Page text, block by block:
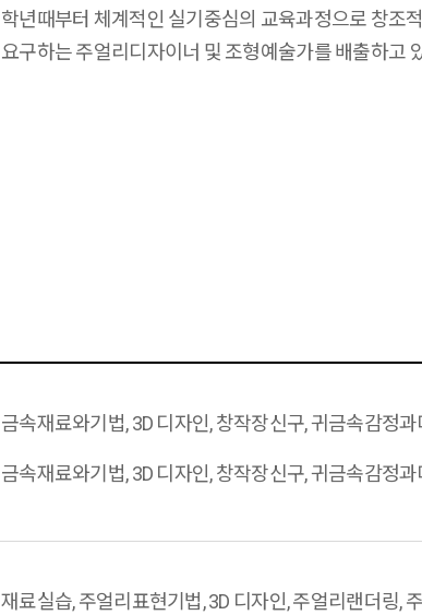
학년때부터 체계적인 실기중심의 교육과정으로 창조
요구하는 주얼리디자이너 및 조형예술가를 배출하고
금속재료와기법, 3D 디자인, 창작장신구, 귀금속감정
금속재료와기법, 3D 디자인, 창작장신구, 귀금속감정
재료실습, 주얼리표현기법, 3D 디자인, 주얼리랜더링,